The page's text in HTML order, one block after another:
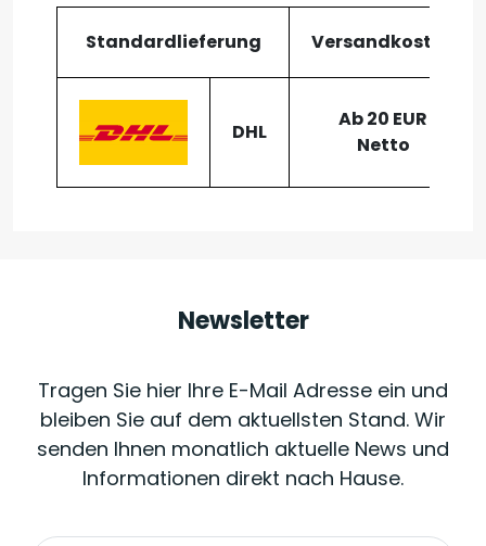
Standardlieferung Versandkosten
DHL
Ab 20 EUR
Netto
Newsletter
Tragen Sie hier Ihre E-Mail Adresse ein und
bleiben Sie auf dem aktuellsten Stand. Wir
senden Ihnen monatlich aktuelle News und
Informationen direkt nach Hause.